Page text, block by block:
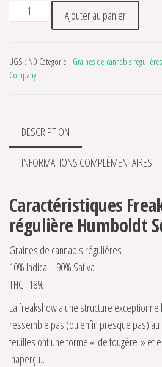
quantité de Freakshow régulière
Ajouter au panier
UGS : ND Catégorie : Graines de cannabis régulières
Company
DESCRIPTION
INFORMATIONS COMPLÉMENTAIRES
Caractéristiques
régulière Humboldt
Graines de cannabis régulières
10% Indica – 90% Sativa
THC : 18%
La freakshow a une structure
ressemble pas (ou enfin presque pas)
feuilles ont une forme « de fougère » et
inaperçu…